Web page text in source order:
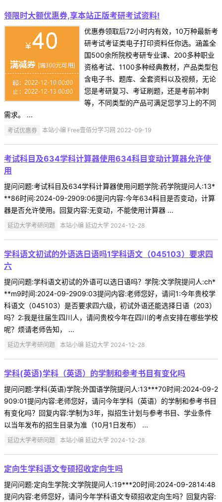
领限时大额优惠券,享本站正版考研考试资料!
优惠券领取后72小时内有效，10万种最新考
研考试考证类电子打印资料任你选。涵盖全
国500余所院校考研专业课、200多种职业
资格考试、1100多种经典教材，产品类型包
含电子书、题库、全套资料以及视频，无论
您是考研复习、考证刷题，还是考前冲刺
等，不同类型的产品可满足您学习上的不同
需求。 ...
考试优惠券 本站小编 Free壹佰分学习网 2022-09-19
考试科目及634学科计算器使用634科目变动计算器允许使
用
提问问题:考试科目及634学科计算器使用问题学院:药学院提问人:13*
**86时间:2024-09-2909:06提问内容:今年634科目是否变动，计算
器是否允许使用。回复内容:无变动，不能使用计算器 ...
延边大学考研问题 本站小编 延边大学 2024-12-28
学科语文初试的外语选日语吗1学科语文（045103）要求四
六
提问问题:学科语文初试的外语可以选日语吗？学院:文学院提问人:ch*
**m9时间:2024-09-2909:03提问内容:老师您好，请问1:今年贵校学
科语文（045103）是否要求四六级，初试外语还能选择日语（203）
吗？2:我是往届生四川人，请问贵校今年在四川的考点安排在哪些学校
呢？烦请老师告知， ...
延边大学考研问题 本站小编 延边大学 2024-12-28
学科(英语)学科（英语）的学制和参考书目有变化吗
提问问题:学科(英语)学院:外国语学院提问人:13***70时间:2024-09-2
909:01提问内容:老师您好，请问今年学科（英语）的学制和参考书目
有变化吗？回复内容:学制为3年，拟招生计划与参考书目、学业条件
以当年发布的招生目录为准（10月1日发布） ...
延边大学考研问题 本站小编 延边大学 2024-12-28
定向生学科语文专硕招收定向生吗
提问问题:定向生学院:文学院提问人:19***20时间:2024-09-2814:48
提问内容:老师您好，请问今年学科语文专硕招收定向生吗？回复内容: